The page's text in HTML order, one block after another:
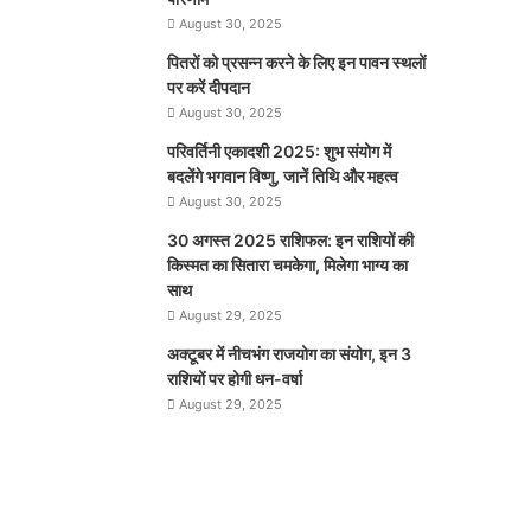
August 30, 2025
पितरों को प्रसन्न करने के लिए इन पावन स्थलों
पर करें दीपदान
August 30, 2025
परिवर्तिनी एकादशी 2025: शुभ संयोग में
बदलेंगे भगवान विष्णु, जानें तिथि और महत्व
August 30, 2025
30 अगस्त 2025 राशिफल: इन राशियों की
किस्मत का सितारा चमकेगा, मिलेगा भाग्य का
साथ
August 29, 2025
अक्टूबर में नीचभंग राजयोग का संयोग, इन 3
राशियों पर होगी धन-वर्षा
August 29, 2025